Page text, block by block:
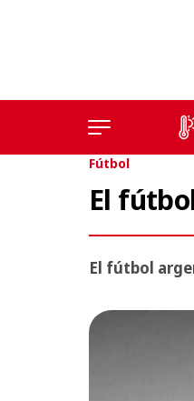
Fútbol
El
El fútbol